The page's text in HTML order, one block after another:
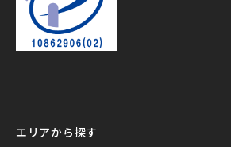
エリアから探す